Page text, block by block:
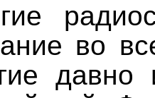
во
давно